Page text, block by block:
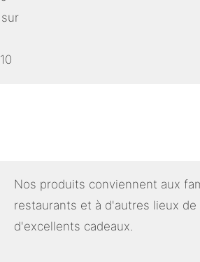
Nos produits conviennent aux
restaurants et à d'autres lieux
d'excellents cadeaux.